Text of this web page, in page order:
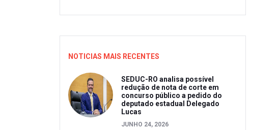
NOTICIAS MAIS RECENTES
SEDUC-RO analisa possível
redução de nota de corte em
concurso público a pedido do
deputado estadual Delegado
Lucas
JUNHO 24, 2026